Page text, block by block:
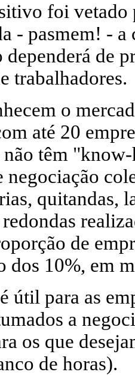
foi vetado
- pasmem! -
dependerá de
trabalhadores.
o
até 20
não têm
negociação
quitandas,
redondas
de
dos 10%, em
útil para as
a
os que
de horas).